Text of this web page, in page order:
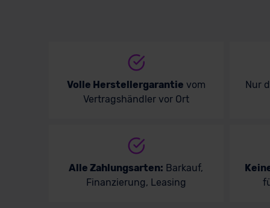
Volle Herstellergarantie vom
Vertragshändler vor Ort
Nur
Alle Zahlungsarten: Barkauf,
Finanzierung, Leasing